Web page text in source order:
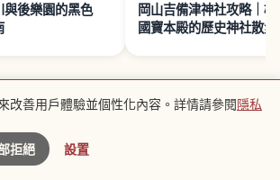
與後樂園的黑色
岡山吉備津神社攻略｜
國寶本殿的歷史神社散步
附近景點
改善用戶體驗並個性化內容。詳情請參閱隱私
拒絕 設置